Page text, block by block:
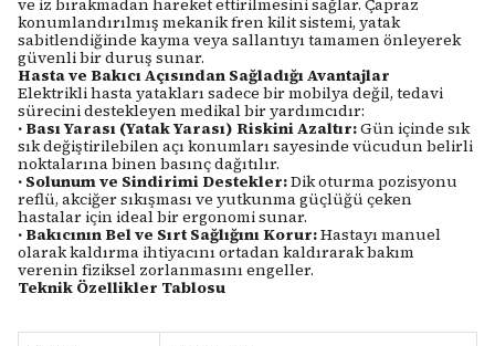
ve iz bırakmadan hareket ettirilmesini sağlar. Çapraz
konumlandırılmış mekanik fren kilit sistemi, yatak
sabitlendiğinde kayma veya sallantıyı tamamen önleyerek
güvenli bir duruş sunar.
Hasta ve Bakıcı Açısından Sağladığı Avantajlar
Elektrikli hasta yatakları sadece bir mobilya değil, tedavi
sürecini destekleyen medikal bir yardımcıdır:
· Bası Yarası (Yatak Yarası) Riskini Azaltır:Gün içinde sık
sık değiştirilebilen açı konumları sayesinde vücudun belirli
noktalarına binen basınç dağıtılır.
· Solunum ve Sindirimi Destekler:Dik oturma pozisyonu
reflü, akciğer sıkışması ve yutkunma güçlüğü çeken
hastalar için ideal bir ergonomi sunar.
· Bakıcının Bel ve Sırt Sağlığını Korur:Hastayı manuel
olarak kaldırma ihtiyacını ortadan kaldırarak bakım
verenin fiziksel zorlanmasını engeller.
Teknik Özellikler Tablosu